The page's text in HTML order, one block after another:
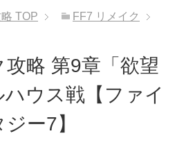
TOP FF7 リメイク
略 第9章「欲望
ウス戦【ファイ
ー7】